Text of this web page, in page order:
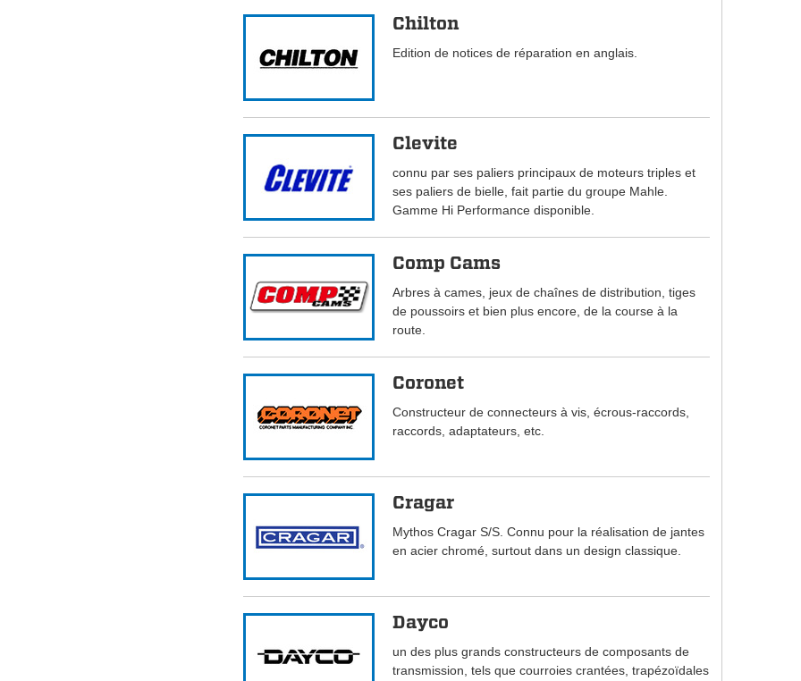
Chilton
Edition de notices de réparation en anglais.
Clevite
connu par ses paliers principaux de moteurs triples et
ses paliers de bielle, fait partie du groupe Mahle.
Gamme Hi Performance disponible.
Comp Cams
Arbres à cames, jeux de chaînes de distribution, tiges
de poussoirs et bien plus encore, de la course à la
route.
Coronet
Constructeur de connecteurs à vis, écrous-raccords,
raccords, adaptateurs, etc.
Cragar
Mythos Cragar S/S. Connu pour la réalisation de jantes
en acier chromé, surtout dans un design classique.
Dayco
un des plus grands constructeurs de composants de
transmission, tels que courroies crantées, trapézoïdales